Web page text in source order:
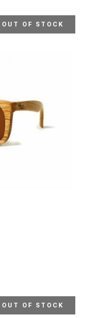
OUT OF STOCK
OUT OF STOCK